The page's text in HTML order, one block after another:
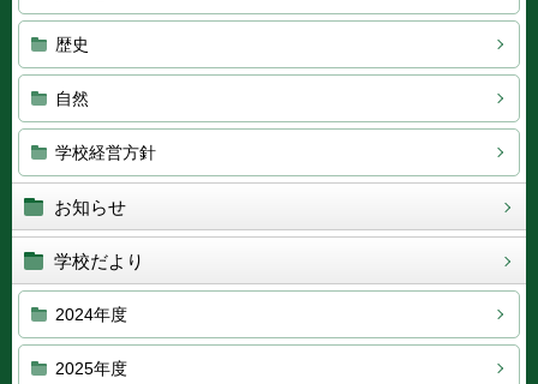
歴史
自然
学校経営方針
お知らせ
学校だより
2024年度
2025年度